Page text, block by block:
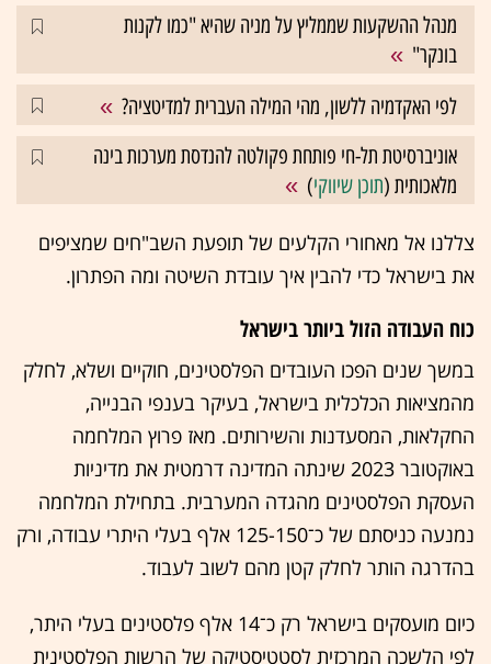
מנהל ההשקעות שממליץ על מניה שהיא "כמו לקנות
בונקר"
לפי האקדמיה ללשון, מהי המילה העברית למדיטציה?
אוניברסיטת תל-חי פותחת פקולטה להנדסת מערכות בינה
מלאכותית (תוכן שיווקי)
צללנו אל מאחורי הקלעים של תופעת השב"חים שמציפים
את בישראל כדי להבין איך עובדת השיטה ומה הפתרון.
כוח העבודה הזול ביותר בישראל
במשך שנים הפכו העובדים הפלסטינים, חוקיים ושלא, לחלק
מהמציאות הכלכלית בישראל, בעיקר בענפי הבנייה,
החקלאות, המסעדנות והשירותים. מאז פרוץ המלחמה
באוקטובר 2023 שינתה המדינה דרמטית את מדיניות
העסקת הפלסטינים מהגדה המערבית. בתחילת המלחמה
נמנעה כניסתם של כ־125-150 אלף בעלי היתרי עבודה, ורק
בהדרגה הותר לחלק קטן מהם לשוב לעבוד.
כיום מועסקים בישראל רק כ־14 אלף פלסטינים בעלי היתר,
לפי הלשכה המרכזית לסטטיסטיקה של הרשות הפלסטינית